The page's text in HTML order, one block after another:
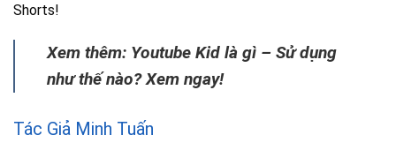
Shorts!
Xem thêm: Youtube Kid là gì – Sử dụng
như thế nào? Xem ngay!
Tác Giả Minh Tuấn